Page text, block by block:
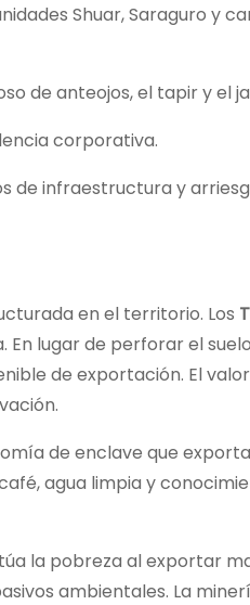
Shuar, Saraguro y
de anteojos, el tapir y el
corporativa.
de infraestructura y
en el territorio. Los
lugar de perforar el
de exportación. El
de enclave que
agua limpia y
la pobreza al exportar
ambientales. La